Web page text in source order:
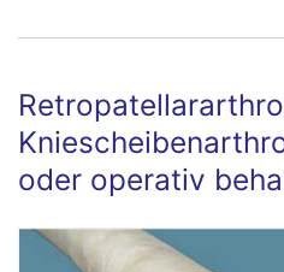
oder operativ